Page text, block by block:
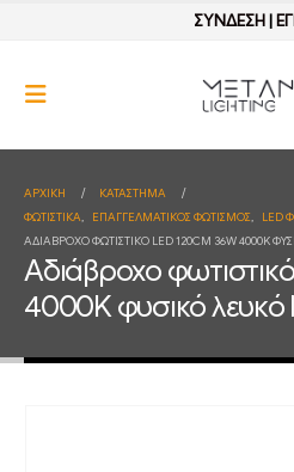
ΣΥΝΔΕΣΗ|
ΑΡΧΙΚΉ
ΚΑΤΆΣΤΗΜΑ
ΦΩΤΙΣΤΙΚΑ, ΕΠΑΓΓΕΛΜΑΤΙΚΟΣ ΦΩΤΙΣΜΟΣ,
LED
ΑΔΙΆΒΡΟΧΟ ΦΩΤΙΣΤΙΚΌ LED 120CM 36W 4000K
Αδιάβροχο
4000K φυσικό λευκό